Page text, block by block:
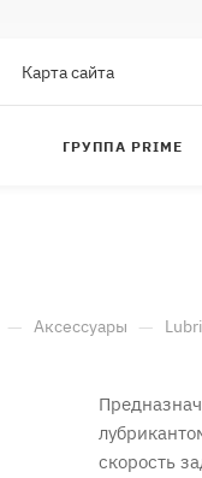
Карта сайта
ГРУППА PRIME
— Аксессуары —
скорость